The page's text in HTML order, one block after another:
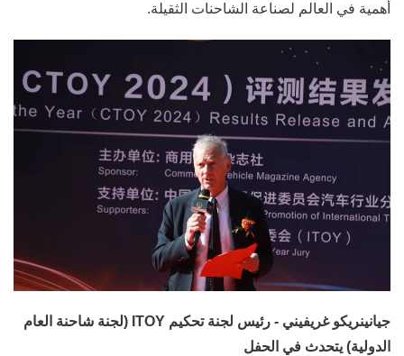
أهمية في العالم لصناعة الشاحنات الثقيلة.
جيانينريكو غريفيني - رئيس لجنة تحكيم ITOY (لجنة شاحنة العام
الدولية) يتحدث في الحفل